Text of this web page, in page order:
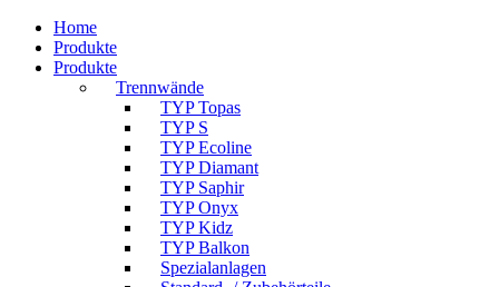
Home
Produkte
Produkte
Trennwände
TYP Topas
TYP S
TYP Ecoline
TYP Diamant
TYP Saphir
TYP Onyx
TYP Kidz
TYP Balkon
Spezialanlagen